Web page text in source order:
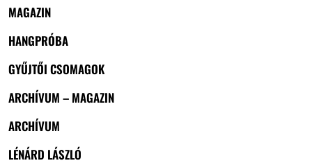
MAGAZIN
HANGPRÓBA
GYŰJTŐI CSOMAGOK
ARCHÍVUM – MAGAZIN
ARCHÍVUM
LÉNÁRD LÁSZLÓ